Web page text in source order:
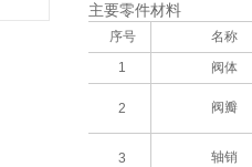
主要零件材料
序号
名称
1
阀体
2 阀瓣
3 轴销